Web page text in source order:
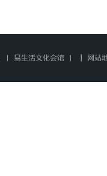
易生活文化会馆 网站